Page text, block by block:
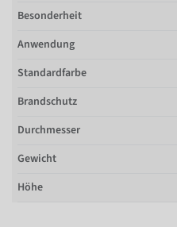
Besonderheit
Anwendung
Standardfarbe
Brandschutz
Durchmesser
Gewicht
Höhe